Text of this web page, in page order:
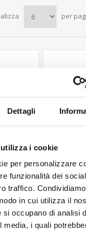
Dettagli
i cookie
per personalizzare
funzionalità dei
traffico.
in cui utilizza il
si occupano di analisi
media, i quali
per
100ml Lattina